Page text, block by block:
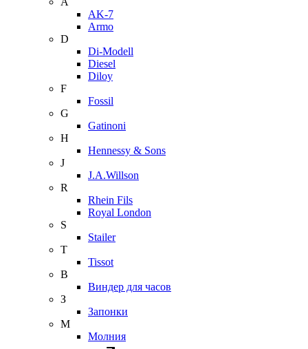
AK-7
Armo
D
Di-Modell
Diesel
Diloy
F
Fossil
G
Gatinoni
H
Hennessy & Sons
J
J.A.Willson
R
Rhein Fils
Royal London
S
Stailer
T
Tissot
В
Виндер для часов
З
Запонки
М
Молния